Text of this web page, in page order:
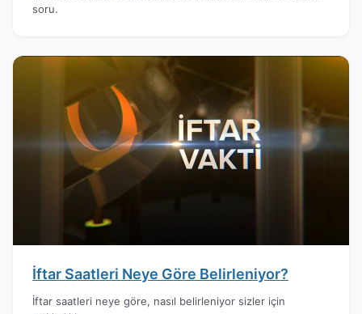
soru.
İftar Saatleri Neye Göre Belirleniyor?
İftar saatleri neye göre, nasıl belirleniyor sizler için